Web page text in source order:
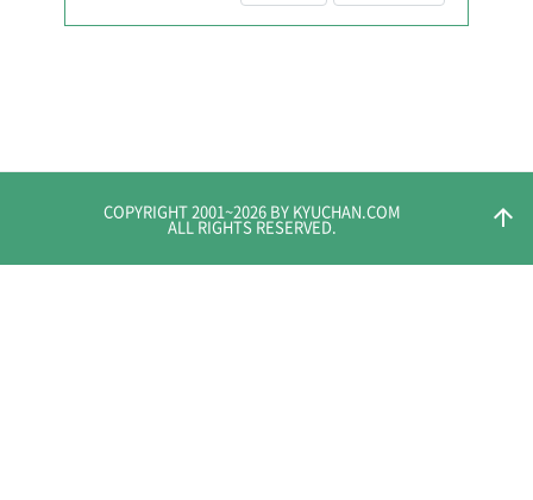
arrow_upward
COPYRIGHT 2001~2026 BY KYUCHAN.COM
ALL RIGHTS RESERVED.